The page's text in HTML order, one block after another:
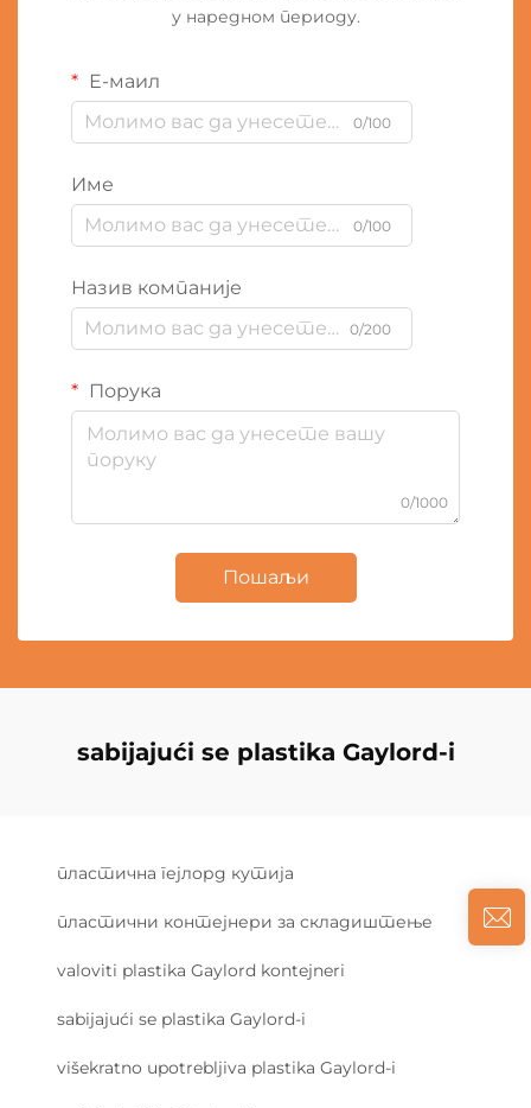
у наредном периоду.
Е-маил
0/100
Име
0/100
Назив компаније
0/200
Порука
0/1000
Пошаљи
sabijajući se plastika Gaylord-i
пластична гејлорд кутија
пластични контејнери за складиштење
valoviti plastika Gaylord kontejneri
sabijajući se plastika Gaylord-i
višekratno upotrebljiva plastika Gaylord-i